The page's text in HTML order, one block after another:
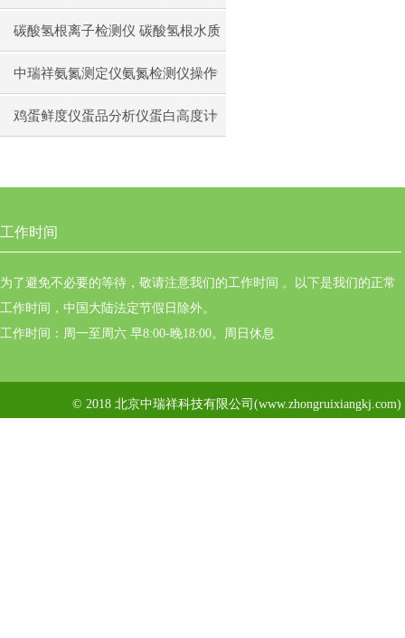
碳酸氢根离子检测仪 碳酸氢根水质
测定仪操作使用
中瑞祥氨氮测定仪氨氮检测仪操作
前准备使用注意事项
鸡蛋鲜度仪蛋品分析仪蛋白高度计
工作时间
为了避免不必要的等待，敬请注意我们的工作时间 。以下是我们的正常
工作时间，中国大陆法定节假日除外。
工作时间：周一至周六 早8:00-晚18:00。周日休息
© 2018 北京中瑞祥科技有限公司